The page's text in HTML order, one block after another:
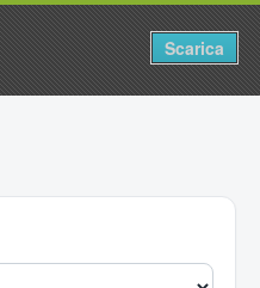
Scarica